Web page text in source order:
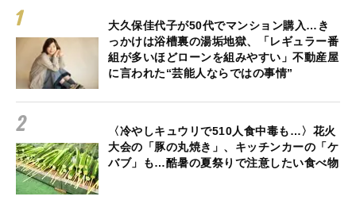
大久保佳代子が50代でマンション購入…き
っかけは浴槽裏の湯垢地獄、「レギュラー番
組が多いほどローンを組みやすい」不動産屋
に言われた“芸能人ならではの事情”
〈冷やしキュウリで510人食中毒も…〉花火
大会の「豚の丸焼き」、キッチンカーの「ケ
バブ」も…酷暑の夏祭りで注意したい食べ物